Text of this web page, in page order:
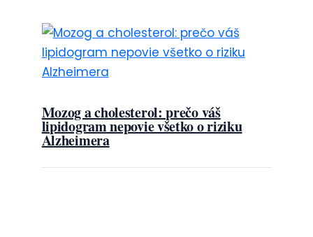
Mozog a cholesterol: prečo váš
lipidogram nepovie všetko o riziku
Alzheimera